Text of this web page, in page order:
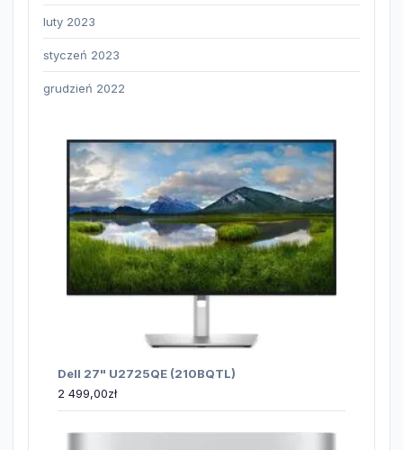
luty 2023
styczeń 2023
grudzień 2022
Dell 27" U2725QE (210BQTL)
2 499,00zł